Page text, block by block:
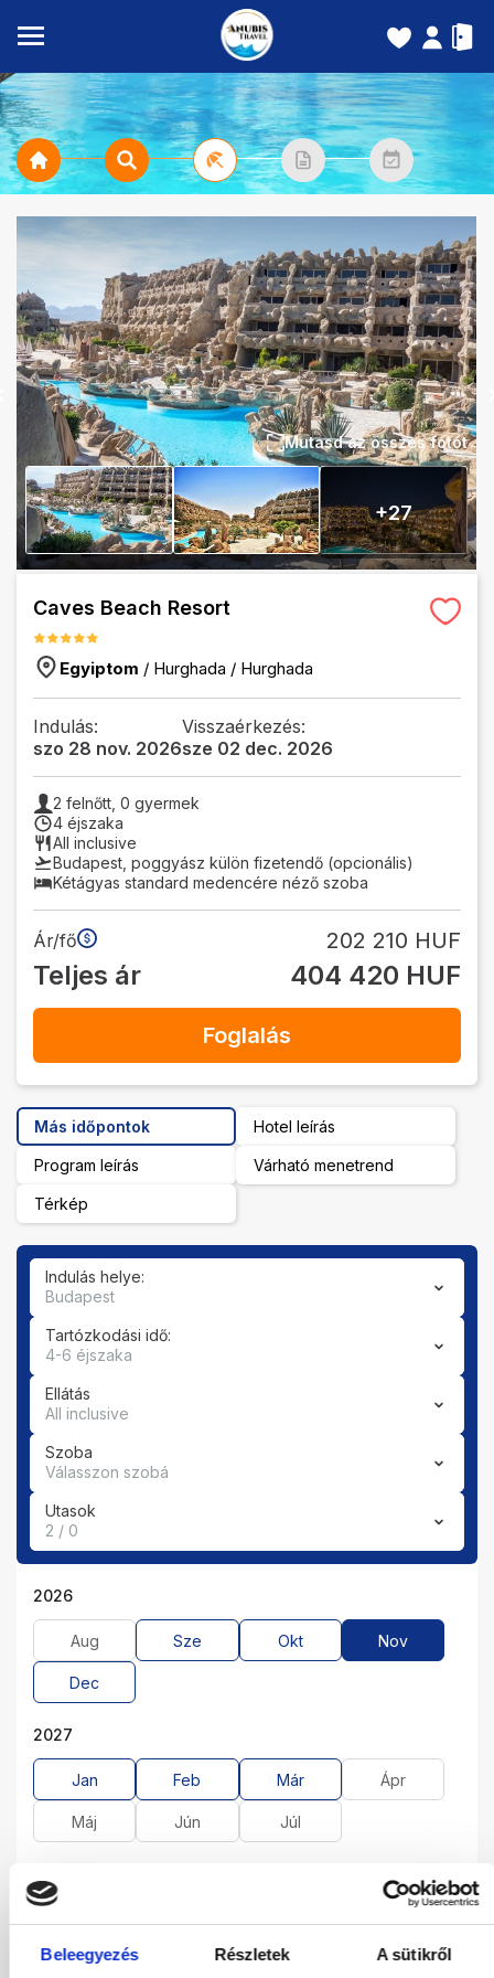
Beleegyezés Részletek A sütikről
Mutasd az összes fotót
+27
Caves Beach Resort
Egyiptom / Hurghada / Hurghada
Indulás:
szo 28 nov. 2026
Visszaérkezés:
sze 02 dec. 2026
2 felnőtt, 0 gyermek
4 éjszaka
All inclusive
Budapest poggyász külön fizetendő (opcionális)
Kétágyas standard medencére néző szoba
Ár/fő 202 210 HUF
Teljes ár 404 420 HUF
Foglalás
Más időpontok Hotel leírás
Program leírás Várható menetrend
Térkép
Indulás helye:
Budapest
Tartózkodási idő:
4-6 éjszaka
Ellátás
All inclusive
Szoba
Válasszon szobá
Utasok
2 / 0
2026
Aug Sze Okt Nov
Dec
2027
Jan Feb Már Ápr
Máj Jún Júl
01.11.2026
All Inclusive